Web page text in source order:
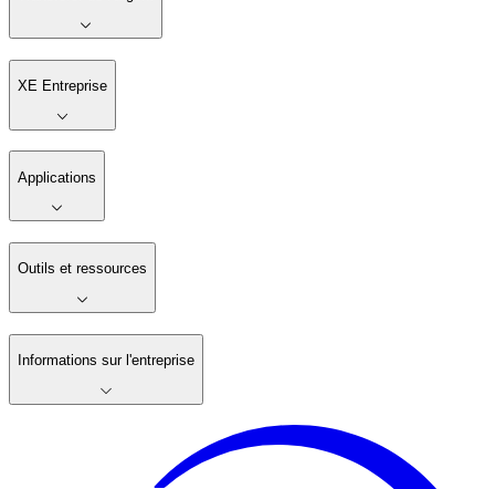
XE Entreprise
Applications
Outils et ressources
Informations sur l'entreprise